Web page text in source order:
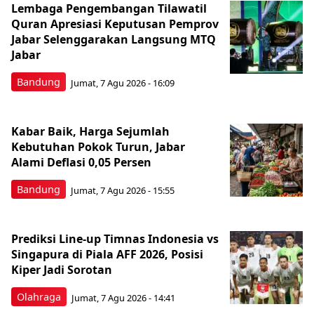
Bandung
Lembaga Pengembangan Tilawatil
Quran Apresiasi Keputusan Pemprov
Jabar Selenggarakan Langsung MTQ
Jabar
Jumat, 7 Agu 2026 - 16:09
Bandung
Kabar Baik, Harga Sejumlah
Kebutuhan Pokok Turun, Jabar
Alami Deflasi 0,05 Persen
Jumat, 7 Agu 2026 - 15:55
Olahraga
Prediksi Line-up Timnas Indonesia vs
Singapura di Piala AFF 2026, Posisi
Kiper Jadi Sorotan
Jumat, 7 Agu 2026 - 14:41